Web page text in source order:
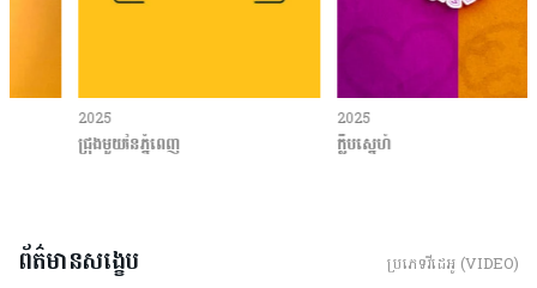
ជ្រុងមួយនៃភ្នំពេញ
ព័ត៌មានសង្ខេប ប្រភេទវីដេអូ (VIDEO)